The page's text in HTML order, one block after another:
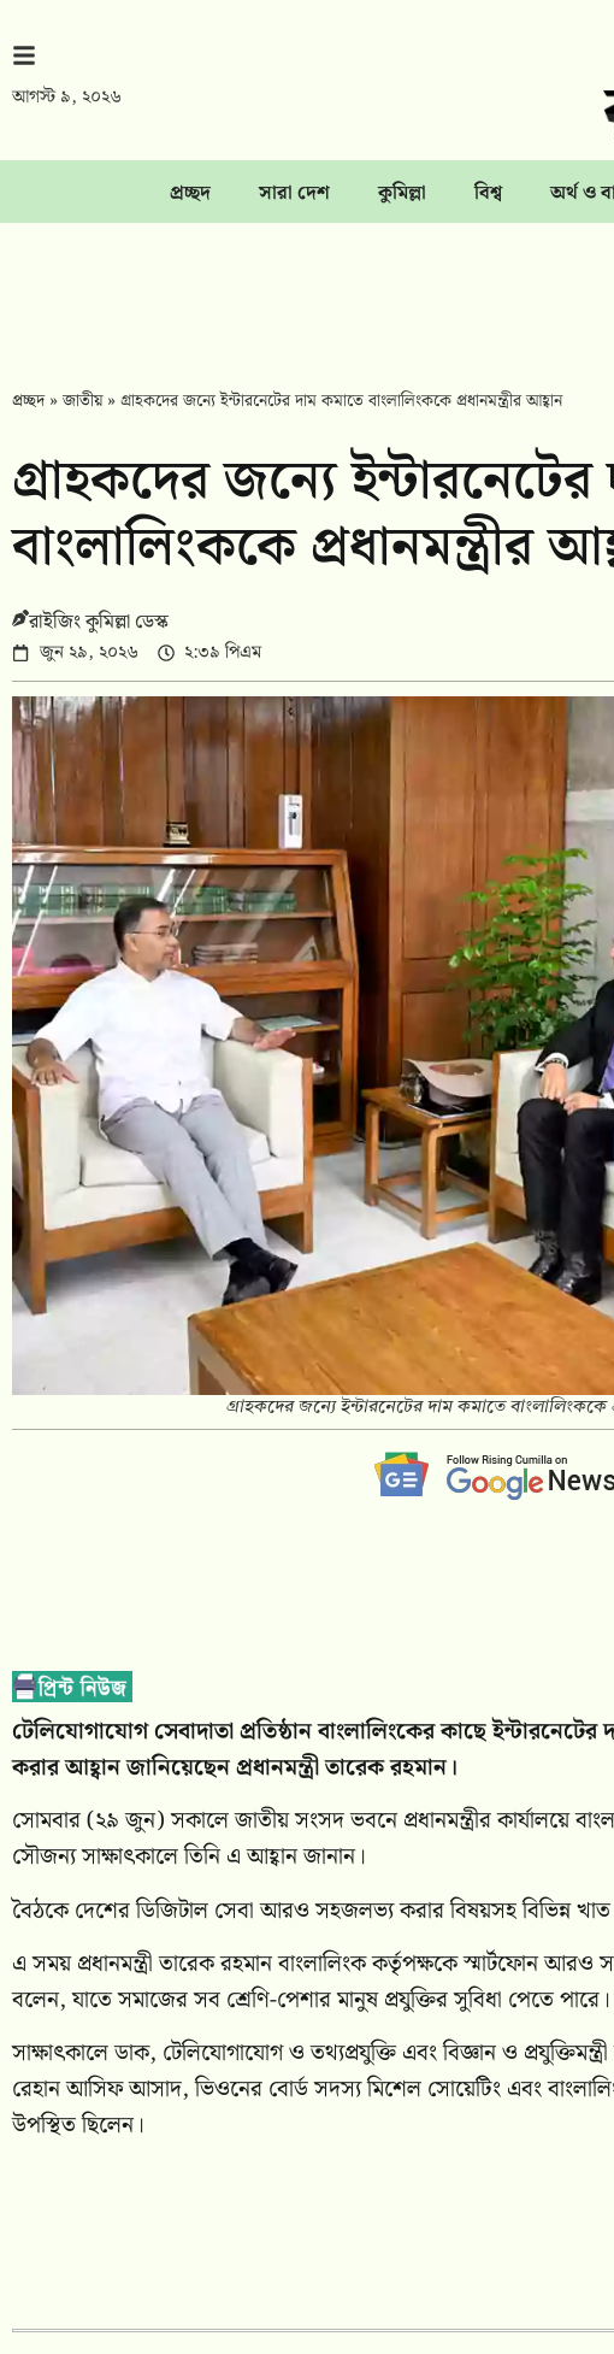
আগস্ট ৯, ২০২৬
প্রচ্ছদ সারা দেশ কুমিল্লা বিশ্ব অর্থ ও
প্রচ্ছদ»জাতীয়»গ্রাহকদের জন্যে ইন্টারনেটের দাম কমাতে বাংলালিংককে প্রধানমন্ত্রীর আহ্বান
গ্রাহকদের জন্যে
বাংলালিংককে প্রধানমন্ত্রীর
রাইজিং কুমিল্লা ডেস্ক
জুন ২৯, ২০২৬ ২:৩৯ পিএম
গ্রাহকদের জন্যে ইন্টারনেটের দাম কমাতে বাংলালিংককে
টেলিযোগাযোগ সেবাদাতা প্রতিষ্ঠান বাংলালিংকের কাছে
করার আহ্বান জানিয়েছেন প্রধানমন্ত্রী তারেক রহমান।
সোমবার (২৯ জুন) সকালে জাতীয় সংসদ ভবনে প্রধানমন্ত্রীর কার্যালয়ে
সৌজন্য সাক্ষাৎকালে তিনি এ আহ্বান জানান।
বৈঠকে দেশের ডিজিটাল সেবা আরও সহজলভ্য করার বিষয়সহ বিভিন্ন
এ সময় প্রধানমন্ত্রী তারেক রহমান বাংলালিংক কর্তৃপক্ষকে স্মার্টফোন
বলেন, যাতে সমাজের সব শ্রেণি-পেশার মানুষ প্রযুক্তির সুবিধা পেতে পারে।
সাক্ষাৎকালে ডাক, টেলিযোগাযোগ ও তথ্যপ্রযুক্তি এবং বিজ্ঞান ও
রেহান আসিফ আসাদ, ভিওনের বোর্ড সদস্য মিশেল সোয়েটিং এবং
উপস্থিত ছিলেন।